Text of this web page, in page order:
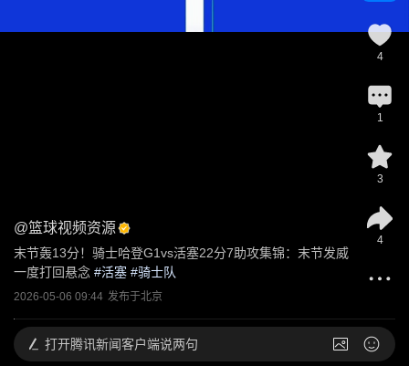
@篮球视频资源
末节轰13分！骑士哈登G1vs活塞22分7助攻集锦：末节发威
一度打回悬念 #活塞 #骑士队
2026-05-06 09:44 发布于北京
4
1
3
4
打开腾讯新闻客户端说两句